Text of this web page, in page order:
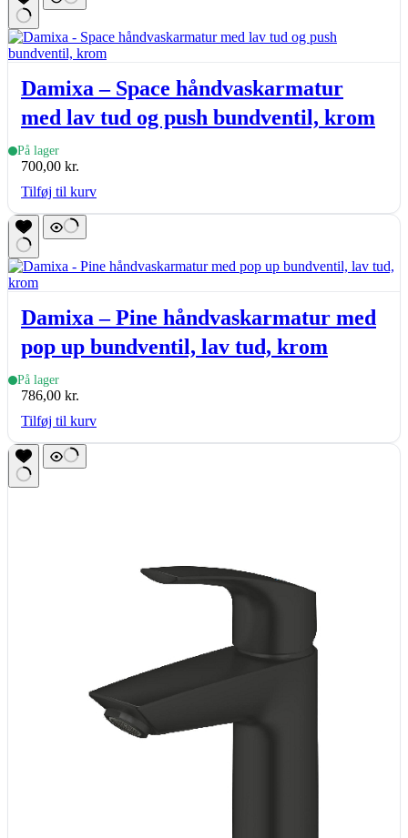
Damixa – Space håndvaskarmatur
med lav tud og push bundventil, krom
På lager
700,00 kr.
Tilføj til kurv
Damixa – Pine håndvaskarmatur med
pop up bundventil, lav tud, krom
På lager
786,00 kr.
Tilføj til kurv